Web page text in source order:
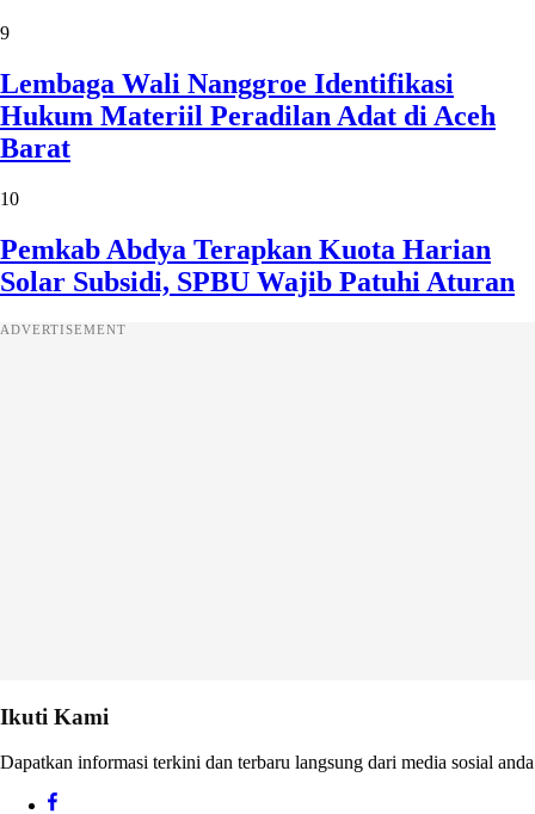
9
Lembaga Wali Nanggroe Identifikasi
Hukum Materiil Peradilan Adat di Aceh
Barat
10
Pemkab Abdya Terapkan Kuota Harian
Solar Subsidi, SPBU Wajib Patuhi Aturan
ADVERTISEMENT
Ikuti Kami
Dapatkan informasi terkini dan terbaru langsung dari media sosial anda